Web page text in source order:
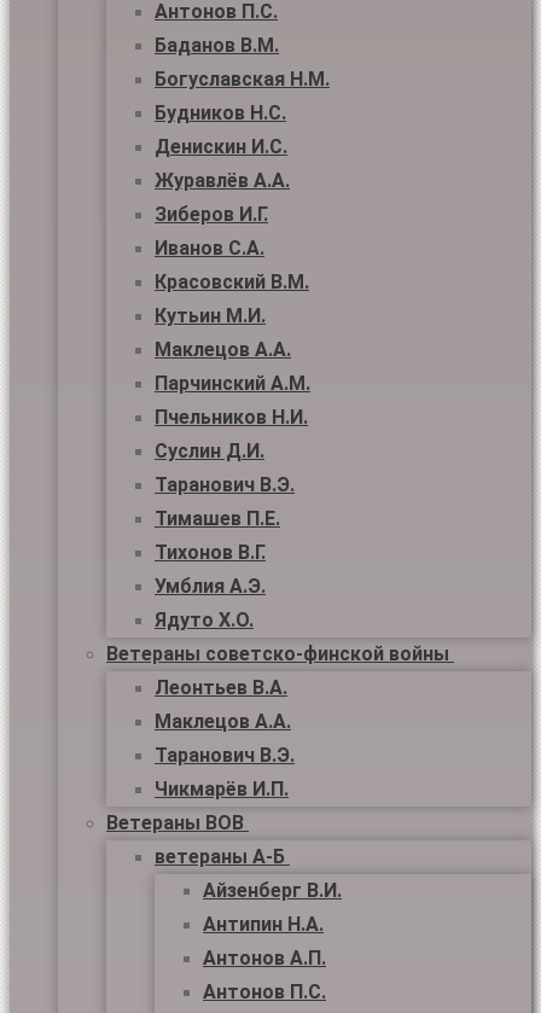
Антонов П.С.
Баданов В.М.
Богуславская Н.М.
Будников Н.С.
Денискин И.С.
Журавлёв А.А.
Зиберов И.Г.
Иванов С.А.
Красовский В.М.
Кутьин М.И.
Маклецов А.А.
Парчинский А.М.
Пчельников Н.И.
Суслин Д.И.
Таранович В.Э.
Тимашев П.Е.
Тихонов В.Г.
Умблия А.Э.
Ядуто Х.О.
Ветераны советско-финской войны
Леонтьев В.А.
Маклецов А.А.
Таранович В.Э.
Чикмарёв И.П.
Ветераны ВОВ
ветераны А-Б
Айзенберг В.И.
Антипин Н.А.
Антонов А.П.
Антонов П.С.